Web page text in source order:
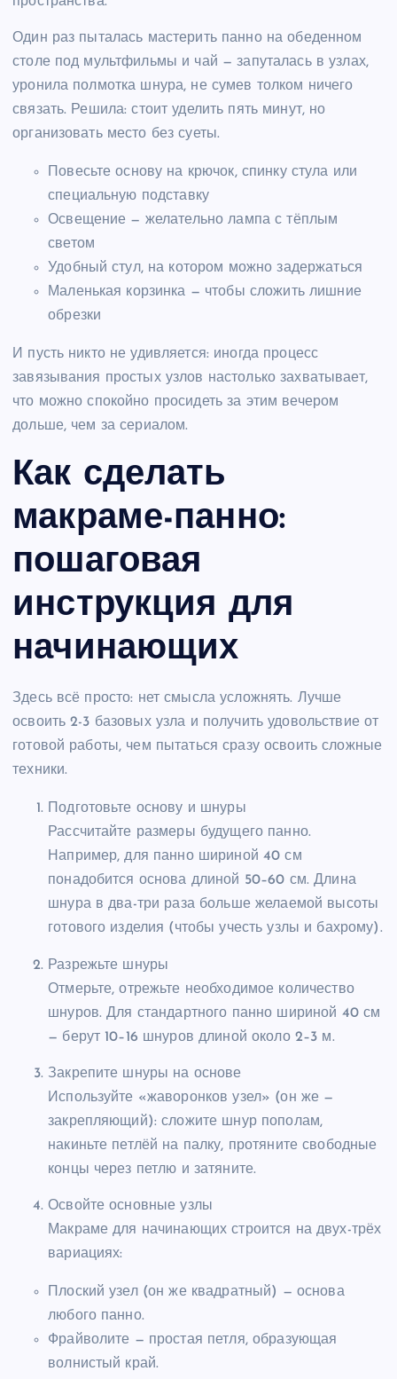
Один раз пыталась мастерить панно на обеденном
столе под мультфильмы и чай — запуталась в узлах,
уронила полмотка шнура, не сумев толком ничего
связать. Решила: стоит уделить пять минут, но
организовать место без суеты.
Повесьте основу на крючок, спинку стула или
специальную подставку
Освещение — желательно лампа с тёплым
светом
Удобный стул, на котором можно задержаться
Маленькая корзинка — чтобы сложить лишние
обрезки
И пусть никто не удивляется: иногда процесс
завязывания простых узлов настолько захватывает,
что можно спокойно просидеть за этим вечером
дольше, чем за сериалом.
Как сделать
макраме-панно:
пошаговая
инструкция для
начинающих
Здесь всё просто: нет смысла усложнять. Лучше
освоить 2-3 базовых узла и получить удовольствие от
готовой работы, чем пытаться сразу освоить сложные
техники.
Подготовьте основу и шнуры
Рассчитайте размеры будущего панно.
Например, для панно шириной 40 см
понадобится основа длиной 50–60 см. Длина
шнура в два-три раза больше желаемой высоты
готового изделия (чтобы учесть узлы и бахрому).
Разрежьте шнуры
Отмерьте, отрежьте необходимое количество
шнуров. Для стандартного панно шириной 40 см
— берут 10–16 шнуров длиной около 2–3 м.
Закрепите шнуры на основе
Используйте «жаворонков узел» (он же —
закрепляющий): сложите шнур пополам,
накиньте петлёй на палку, протяните свободные
концы через петлю и затяните.
Освойте основные узлы
Макраме для начинающих строится на двух-трёх
вариациях:
Плоский узел (он же квадратный) — основа
любого панно.
Фрайволите — простая петля, образующая
волнистый край.